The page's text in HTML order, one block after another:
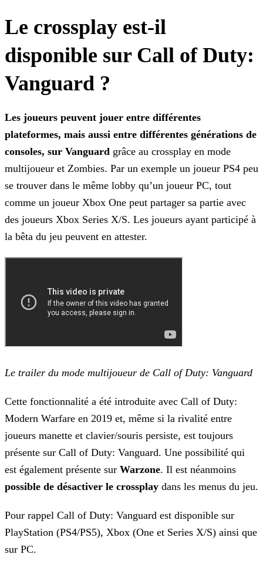
Le crossplay est-il
disponible sur Call of Duty:
Vanguard ?
Les joueurs peuvent jouer entre différentes
plateformes, mais aussi entre différentes générations de
consoles, sur Vanguard grâce au crossplay en mode
multijoueur et Zombies. Par un exemple un joueur PS4 peu
se trouver dans le même lobby qu’un joueur PC, tout
comme un joueur Xbox One peut partager sa partie avec
des joueurs Xbox Series X/S. Les joueurs ayant participé à
la bêta du jeu peuvent en attester.
Le trailer du mode multijoueur de Call of Duty: Vanguard
Cette fonctionnalité a été introduite avec Call of Duty:
Modern Warfare en 2019 et, même si la rivalité entre
joueurs manette et clavier/souris persiste, est toujours
présente sur Call of Duty: Vanguard. Une possibilité qui
est également présente sur Warzone. Il est néanmoins
possible de désactiver le crossplay dans les menus du jeu.
Pour rappel Call of Duty: Vanguard est disponible sur
PlayStation (PS4/PS5), Xbox (One et Series X/S) ainsi que
sur PC.